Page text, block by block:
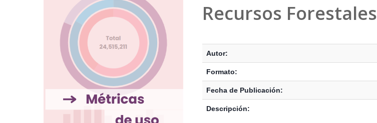
Recursos Forestales
Autor:
Formato:
Fecha de Publicación:
Descripción: